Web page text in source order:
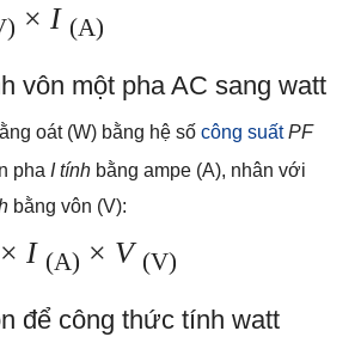
× I (A)
vôn một pha AC sang watt
oát (W) bằng hệ số công suấtPF
pha I tính bằng ampe (A), nhân với
bằng vôn (V):
× I (A) × V (V)
để công thức tính watt